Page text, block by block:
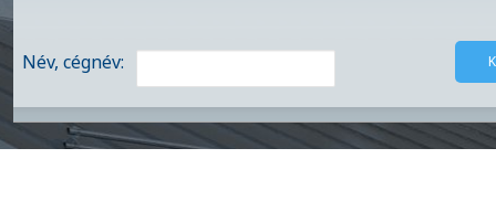
Név, cégnév: